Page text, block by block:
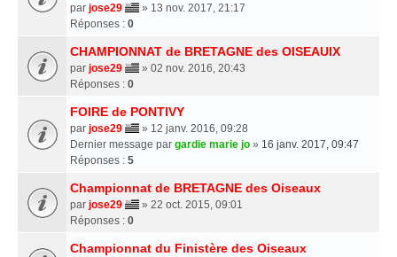
par jose29
» 13 nov. 2017, 21:17
Réponses : 0
CHAMPIONNAT de BRETAGNE des OISEAUIX
par jose29
» 02 nov. 2016, 20:43
Réponses : 0
FOIRE de PONTIVY
par jose29
» 12 janv. 2016, 09:28
Dernier message par gardie marie jo » 16 janv. 2017, 09:47
Réponses : 5
Championnat de BRETAGNE des Oiseaux
par jose29
» 22 oct. 2015, 09:01
Réponses : 0
Championnat du Finistère des Oiseaux